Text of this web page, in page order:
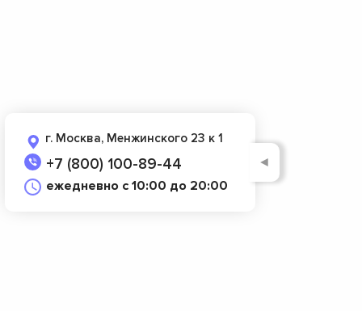
г. Москва, Менжинского 23 к 1
+7 (800) 100-89-44
ежедневно с 10:00 до 20:00
◄